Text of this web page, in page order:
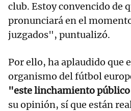
club. Estoy convencido de
pronunciará en el
juzgados", puntualizó.
Por ello, ha aplaudido que
organismo del fútbol
"este linchamiento
su opinión, sí que están